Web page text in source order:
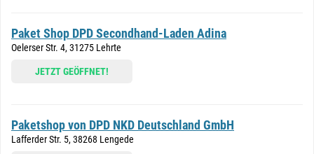
Paket Shop DPD Secondhand-Laden Adina
Oelerser Str. 4, 31275 Lehrte
JETZT GEÖFFNET!
Paketshop von DPD NKD Deutschland GmbH
Lafferder Str. 5, 38268 Lengede